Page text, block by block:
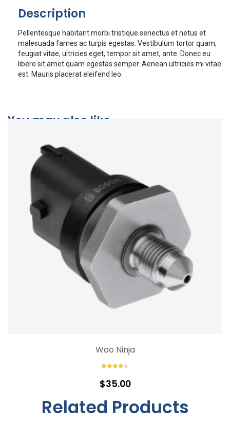
Description
Pellentesque habitant morbi tristique senectus et netus et
malesuada fames ac turpis egestas. Vestibulum tortor quam,
feugiat vitae, ultricies eget, tempor sit amet, ante. Donec eu
libero sit amet quam egestas semper. Aenean ultricies mi vitae
est. Mauris placerat eleifend leo.
You may also like…
Woo Ninja
out of 5
$35.00
Related Products